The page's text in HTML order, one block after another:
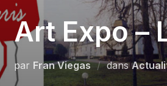
Art Expo –
par Fran Viegas dans